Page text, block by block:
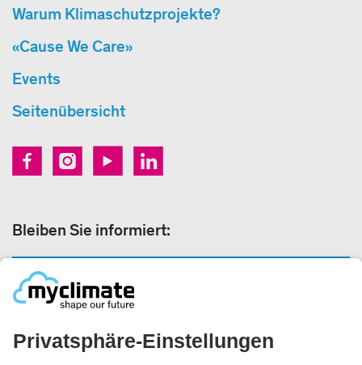
Warum Klimaschutzprojekte?
«Cause We Care»
Events
Seitenübersicht
Bleiben Sie informiert:
Rechtliches: